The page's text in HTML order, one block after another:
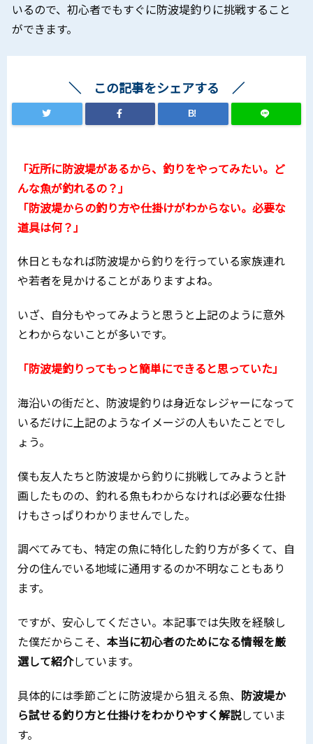
いるので、初心者でもすぐに防波堤釣りに挑戦すること
ができます。
この記事をシェアする
B!
「近所に防波堤があるから、釣りをやってみたい。ど
んな魚が釣れるの？」
「防波堤からの釣り方や仕掛けがわからない。必要な
道具は何？」
休日ともなれば防波堤から釣りを行っている家族連れ
や若者を見かけることがありますよね。
いざ、自分もやってみようと思うと上記のように意外
とわからないことが多いです。
「防波堤釣りってもっと簡単にできると思っていた」
海沿いの街だと、防波堤釣りは身近なレジャーになって
いるだけに上記のようなイメージの人もいたことでし
ょう。
僕も友人たちと防波堤から釣りに挑戦してみようと計
画したものの、釣れる魚もわからなければ必要な仕掛
けもさっぱりわかりませんでした。
調べてみても、特定の魚に特化した釣り方が多くて、自
分の住んでいる地域に通用するのか不明なこともあり
ます。
ですが、安心してください。本記事では失敗を経験し
た僕だからこそ、 本当に初心者のためになる情報を厳
選して紹介しています。
具体的には季節ごとに防波堤から狙える魚、 防波堤か
ら試せる釣り方と仕掛けをわかりやすく解説していま
す。